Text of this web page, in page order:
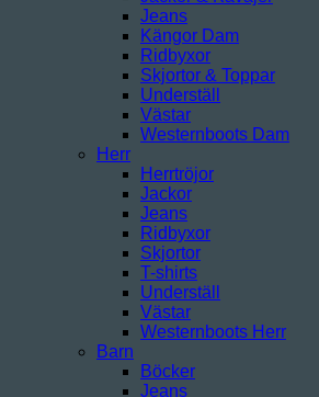
Jeans
Kängor Dam
Ridbyxor
Skjortor & Toppar
Underställ
Västar
Westernboots Dam
Herr
Herrtröjor
Jackor
Jeans
Ridbyxor
Skjortor
T-shirts
Underställ
Västar
Westernboots Herr
Barn
Böcker
Jeans